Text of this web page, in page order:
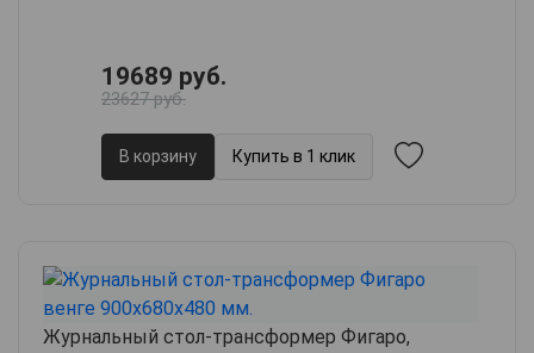
19689 руб.
23627 руб.
В корзину Купить в 1 клик
Журнальный стол-трансформер Фигаро,